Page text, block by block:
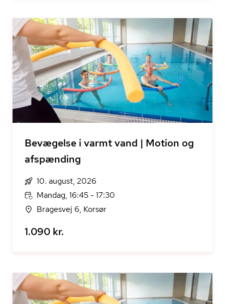
Bevægelse i varmt vand | Motion og
afspænding
10. august, 2026
Mandag, 16:45 - 17:30
Bragesvej 6, Korsør
1.090 kr.